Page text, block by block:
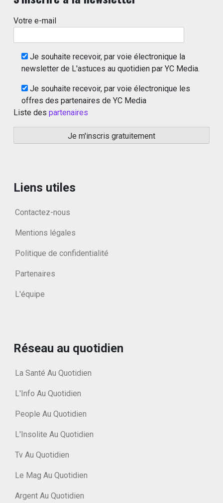
Votre e-mail
Je souhaite recevoir, par voie électronique la
newsletter de L'astuces au quotidien par YC Media.
Je souhaite recevoir, par voie électronique les
offres des partenaires de YC Media
Liste des partenaires
Liens utiles
Contactez-nous
Mentions légales
Politique de confidentialité
Partenaires
L'équipe
Réseau au quotidien
La Santé Au Quotidien
L'Info Au Quotidien
People Au Quotidien
L'Insolite Au Quotidien
Tv Au Quotidien
Le Mag Au Quotidien
Argent Au Quotidien